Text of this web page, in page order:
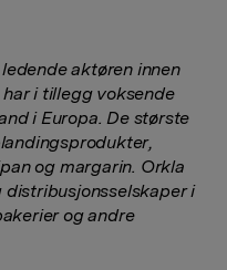
aktøren innen
i tillegg voksende
i Europa. De største
og margarin. Orkla
distribusjonsselskaper i
og andre